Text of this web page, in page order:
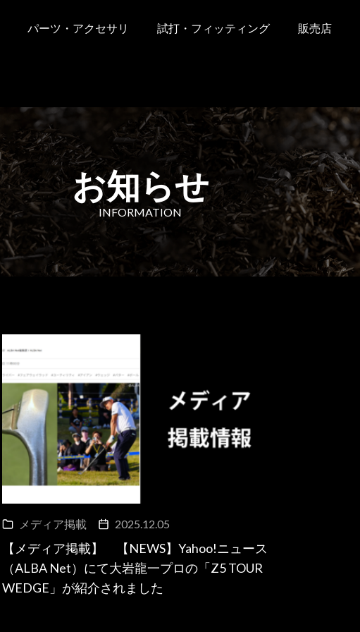
パーツ・アクセサリ 試打・フィッティング 販売店
お知らせ
INFORMATION
メディア掲載 2025.12.05
【メディア掲載】 【NEWS】Yahoo!ニュース
（ALBA Net）にて大岩龍一プロの「Z5 TOUR
WEDGE」が紹介されました